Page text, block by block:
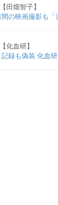
田畑智子】
の映画撮影も
化血研】
録も偽装 化血